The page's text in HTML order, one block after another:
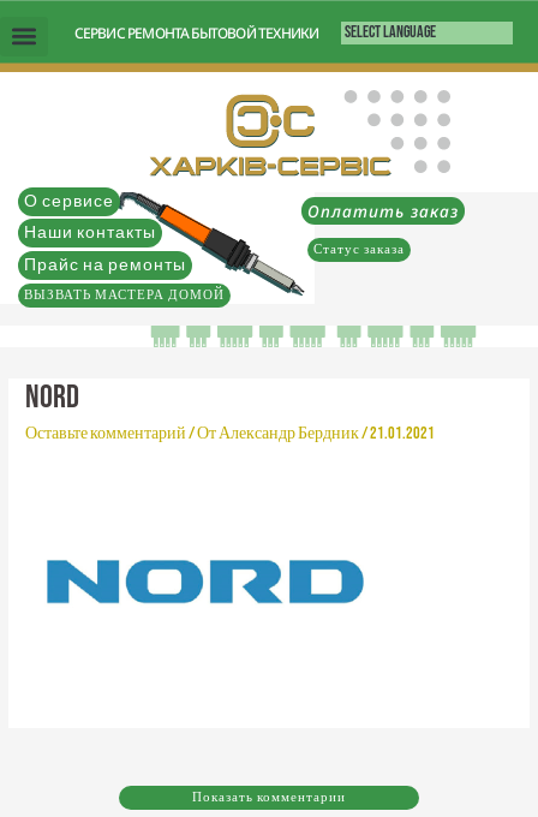
содержимому
СЕРВИС РЕМОНТА БЫТОВОЙ ТЕХНИКИ
О сервисе
Наши контакты
Прайс на ремонты
ВЫЗВАТЬ МАСТЕРА ДОМОЙ
Статус заказа
Оплатить заказ
NORD
Оставьте комментарий/ ОтАлександр Бердник/21.01.2021
Показать комментарии